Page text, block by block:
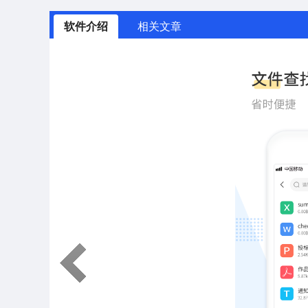
软件介绍 相关文章